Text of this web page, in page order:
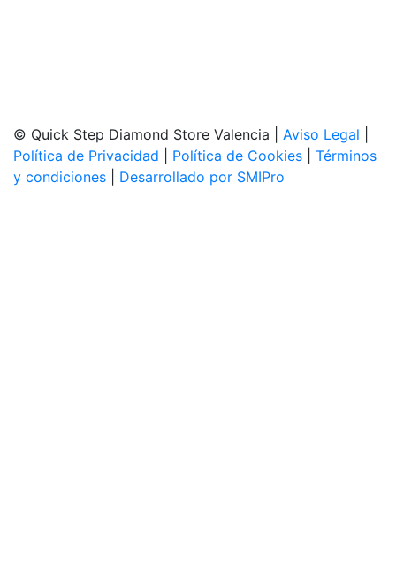
© Quick Step Diamond Store Valencia | Aviso Legal
Política de Privacidad
Política de Cookies
Términos
y condiciones
Desarrollado por SMIPro